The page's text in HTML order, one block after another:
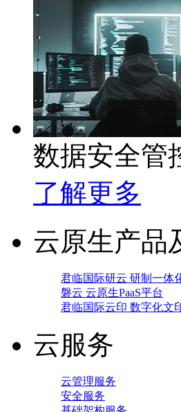
数据安全管
了解更多
云原生产品
君临国际研云 研制一体
磐云 云原生PaaS平台
君临国际云印 数字化文
云服务
云管理服务
安全服务